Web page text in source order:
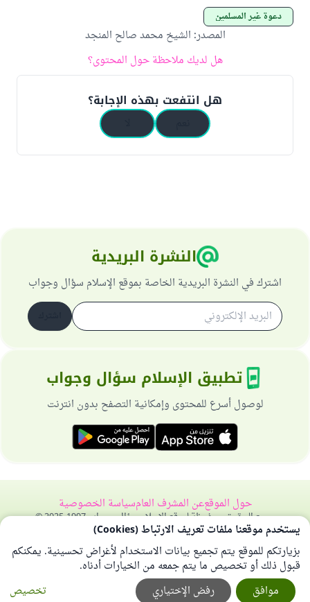
دعوة غير المسلمين
المصدر: الشيخ محمد صالح المنجد
هل لديك ملاحظة حول المحتوى؟
هل انتفعت بهذه الإجابة؟
النشرة البريدية
اشترك في النشرة البريدية الخاصة بموقع الإسلام سؤال وجواب
تطبيق الإسلام سؤال وجواب
لوصول أسرع للمحتوى وإمكانية التصفح بدون انترنت
حول الموقععن المشرف العامسياسة الخصوصية
جميع الحقوق محفوظة لموقع الإسلام سؤال وجواب 1997-2025 ©
يستخدم موقعنا ملفات تعريف الارتباط (Cookies)
بزيارتكم للموقع يتم تجميع بيانات الاستخدام لأغراض تحسينية. يمكنكم
قبول ذلك أو تخصيص ما يتم جمعه من الخيارات أدناه.
تخصيص
رفض الإختياري موافق